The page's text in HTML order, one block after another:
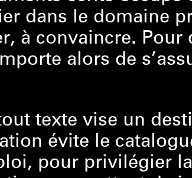
dans le domaine
à convaincre. Pour
alors de
texte vise un
évite le
pour privilégier